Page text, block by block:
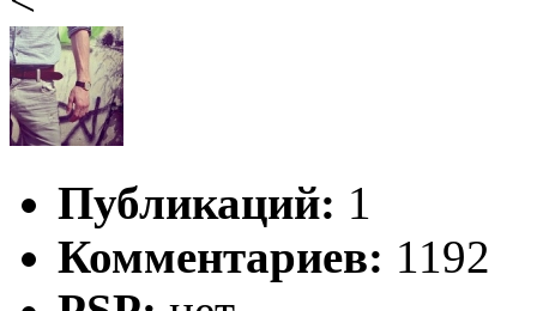
Публикаций: 1
Комментариев: 1192